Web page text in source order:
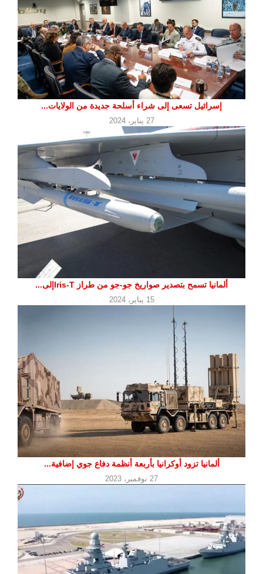
إسرائيل تسعى إلى شراء أسلحة جديدة من الولايات...
27 يناير، 2024
ألمانيا تسمح بتصدير صواريخ جو-جو من طراز Iris-Tإلى...
15 يناير، 2024
ألمانيا تزود أوكرانيا بأربعة أنظمة دفاع جوي إضافية...
27 نوفمبر، 2023